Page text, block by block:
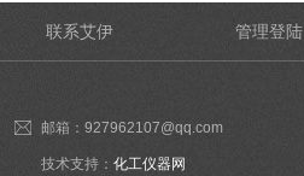
联系艾伊 管理登陆
邮箱：927962107@qq.com
技术支持： 化工仪器网